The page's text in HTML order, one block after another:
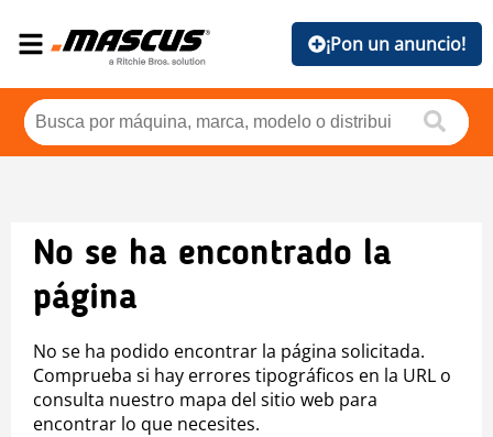
¡Pon un anuncio!
No se ha encontrado la
página
No se ha podido encontrar la página solicitada.
Comprueba si hay errores tipográficos en la URL o
consulta nuestro mapa del sitio web para
encontrar lo que necesites.